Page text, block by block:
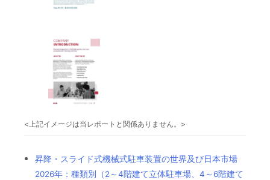
<上記イメージは当レポートと関係ありません。>
昇降・スライド式機械式駐車装置の世界及び日本市場
2026年：種類別（2～4階建て立体駐車場、4～6階建て